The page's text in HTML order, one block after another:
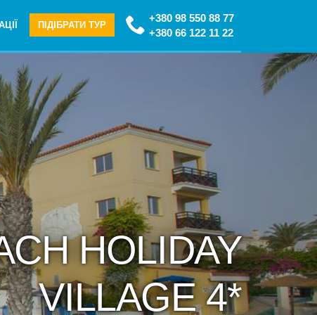
+380 98 550 88 77
+380 66 122 11 22
ПІДІБРАТИ ТУР
HOLIDAY
VILLAGE 4*